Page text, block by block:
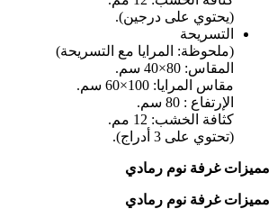
(يحتوي على درجين).
التسريحة
(ملحوظة: المرايا مع التسريحة)
المقاس: 80×40 سم.
مقاس المرايا: 100×60 سم.
الإرتفاع : 80 سم.
كثافة الخشب: 12 مم.
(تحتوي على 3 أدراج).
مميزات غرفة نوم رمادي
مميزات غرفة نوم رمادي